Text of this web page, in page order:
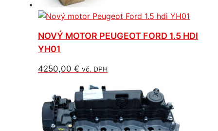
NOVÝ MOTOR PEUGEOT FORD 1.5 HDI
YH01
4250,00 € vč. DPH